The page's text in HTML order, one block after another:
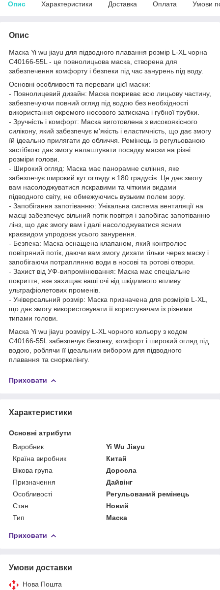
Опис Характеристики Доставка Оплата Умови
Опис
Маска Yi wu jiayu для підводного плавання розмір L-XL чорна
C40166-55L - це повнолицьова маска, створена для
забезпечення комфорту і безпеки під час занурень під воду.
Основні особливості та переваги цієї маски:
- Повнолицевий дизайн: Маска покриває всю лицьову частину,
забезпечуючи повний огляд під водою без необхідності
використання окремого носового затискача і губної трубки.
- Зручність і комфорт: Маска виготовлена з високоякісного
силікону, який забезпечує м'якість і еластичність, що дає змогу
їй ідеально прилягати до обличчя. Ремінець із регульованою
застібкою дає змогу налаштувати посадку маски на різні
розміри голови.
- Широкий огляд: Маска має панорамне скління, яке
забезпечує широкий кут огляду в 180 градусів. Це дає змогу
вам насолоджуватися яскравими та чіткими видами
підводного світу, не обмежуючись вузьким полем зору.
- Запобігання запотіванню: Унікальна система вентиляції на
масці забезпечує вільний потік повітря і запобігає запотіванню
лінз, що дає змогу вам і далі насолоджуватися ясним
краєвидом упродовж усього занурення.
- Безпека: Маска оснащена клапаном, який контролює
повітряний потік, даючи вам змогу дихати тільки через маску і
запобігаючи потраплянню води в носові та ротові отвори.
- Захист від УФ-випромінювання: Маска має спеціальне
покриття, яке захищає ваші очі від шкідливого впливу
ультрафіолетових променів.
- Універсальний розмір: Маска призначена для розмірів L-XL,
що дає змогу використовувати її користувачам із різними
типами голови.
Маска Yi wu jiayu розміру L-XL чорного кольору з кодом
C40166-55L забезпечує безпеку, комфорт і широкий огляд під
водою, роблячи її ідеальним вибором для підводного
плавання та сноркелінгу.
Приховати
Характеристики
Основні атрибути
Виробник
Yi Wu Jiayu
Країна виробник
Китай
Вікова група
Доросла
Призначення
Дайвінг
Особливості
Регульований ремінець
Стан
Новий
Тип
Маска
Приховати
Умови доставки
Нова Пошта